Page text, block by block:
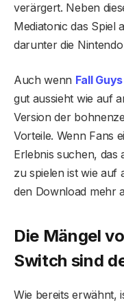
verärgert. Neben
Mediatonic das Spiel
darunter die
Auch wenn Fall Guys
gut aussieht wie auf
Version der
Vorteile. Wenn Fans
Erlebnis suchen, das
zu spielen ist wie auf
den Download mehr
Die Mängel
Switch sind
Wie bereits erwähnt,